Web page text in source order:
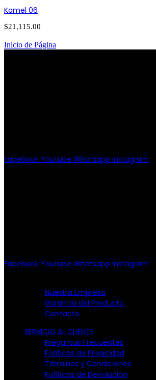
Kamel 06
$21,115.00
Inicio de Página
Facebook Youtube Whatsapp Instagram
Facebook Youtube Whatsapp Instagram
Nuestra Empresa
Garantía del Producto
Contacto
SERVICIO AL CLIENTE
Preguntas Frecuentes
Políticas de Privacidad
Términos y Condiciones
Políticas de Devolución